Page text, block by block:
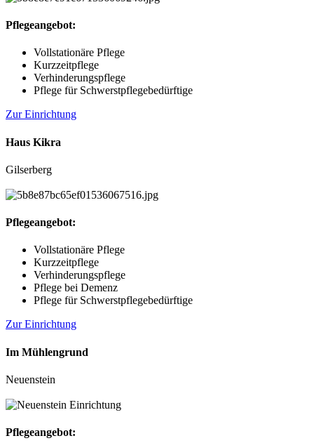
Pflegeangebot:
Vollstationäre Pflege
Kurzzeitpflege
Verhinderungspflege
Pflege für Schwerstpflegebedürftige
Zur Einrichtung
Haus Kikra
Gilserberg
Pflegeangebot:
Vollstationäre Pflege
Kurzzeitpflege
Verhinderungspflege
Pflege bei Demenz
Pflege für Schwerstpflegebedürftige
Zur Einrichtung
Im Mühlengrund
Neuenstein
Pflegeangebot: